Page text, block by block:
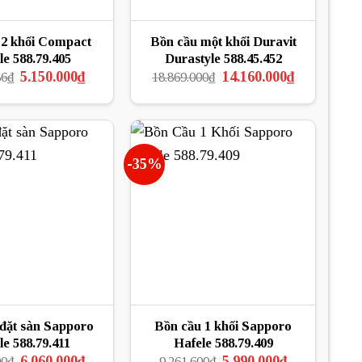
khối Compact
588.79.405
₫ Giá
là:
5.150.000₫Giá
hiện
tại
5.150.000₫.
Bồn cầu một khối Duravit
Durastyle 588.45.452
18.869.000₫ Giá
là:
14.160.000₫Giá
hiện
tại
14.160.000₫.
sàn Sapporo
588.79.411
-35%
Bồn cầu 1 khối Sapporo
Hafele 588.79.409